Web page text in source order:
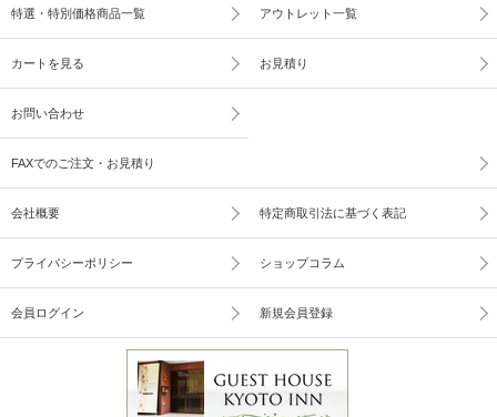
特選・特別価格商品一覧 アウトレット一覧
カートを見る お見積り
お問い合わせ
FAXでのご注文・お見積り
会社概要 特定商取引法に基づく表記
プライバシーポリシー ショップコラム
会員ログイン 新規会員登録